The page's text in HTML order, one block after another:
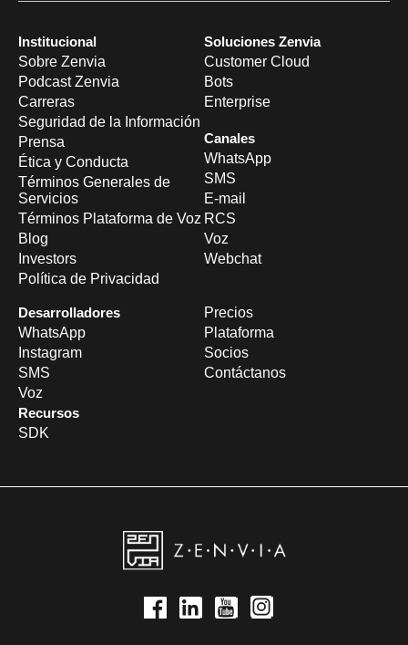
Institucional
Sobre Zenvia
Podcast Zenvia
Carreras
Seguridad de la Información
Prensa
Ética y Conducta
Términos Generales de
Servicios
Términos Plataforma de Voz
Blog
Investors
Política de Privacidad
Soluciones Zenvia
Customer Cloud
Bots
Enterprise
Canales
WhatsApp
SMS
E-mail
RCS
Voz
Webchat
Desarrolladores
WhatsApp
Instagram
SMS
Voz
Recursos
SDK
Precios
Plataforma
Socios
Contáctanos